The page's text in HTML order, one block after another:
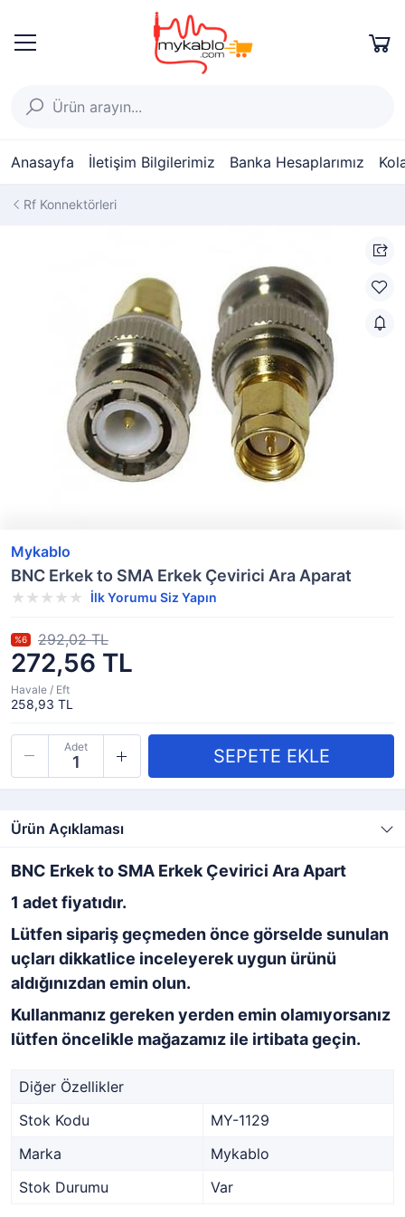
Anasayfa İletişim Bilgilerimiz Banka Hesaplarımız
Rf Konnektörleri
Mykablo
BNC Erkek to SMA Erkek Çevirici Ara Aparat
İlk Yorumu Siz Yapın
272,56 TL
%6 292,02 TL
Havale / Eft
258,93 TL
Adet
Ürün Açıklaması
BNC Erkek to SMA Erkek Çevirici Ara Apart
1 adet fiyatıdır.
Lütfen sipariş geçmeden önce görselde sunulan
uçları dikkatlice inceleyerek uygun ürünü
aldığınızdan emin olun.
Kullanmanız gereken yerden emin olamıyorsanız
lütfen öncelikle mağazamız ile irtibata geçin.
Diğer Özellikler
Stok Kodu
MY-1129
Marka
Mykablo
Stok Durumu
Var